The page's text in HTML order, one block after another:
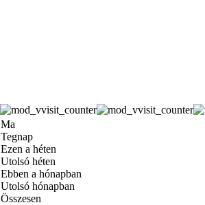
Ma
Tegnap
Ezen a héten
Utolsó héten
Ebben a hónapban
Utolsó hónapban
Összesen